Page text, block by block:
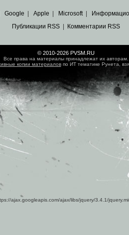
Google Apple Microsoft|
Публикации RSS| Комментарии RSS
© 2010-2026 PVSM.RU
Все права на материалы принадлежат их авторам.
копии материаловпо ИТ тематике Рунета,
ajax.googleapis.com/ajax/libs/jquery/3.4.1/